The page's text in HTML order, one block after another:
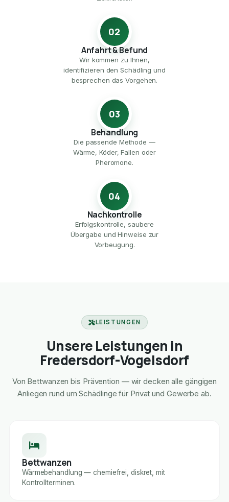
02
Anfahrt & Befund
Wir kommen zu Ihnen,
identifizieren den Schädling und
besprechen das Vorgehen.
03
Behandlung
Die passende Methode —
Wärme, Köder, Fallen oder
Pheromone.
04
Nachkontrolle
Erfolgskontrolle, saubere
Übergabe und Hinweise zur
Vorbeugung.
LEISTUNGEN
Unsere Leistungen in
Fredersdorf-Vogelsdorf
Von Bettwanzen bis Prävention — wir decken alle gängigen
Anliegen rund um Schädlinge für Privat und Gewerbe ab.
Bettwanzen
Wärmebehandlung — chemiefrei, diskret, mit
Kontrollterminen.